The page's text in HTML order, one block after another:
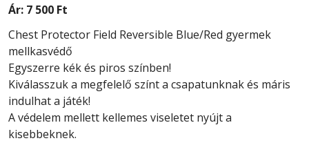
Ár: 7 500 Ft
Chest Protector Field Reversible Blue/Red gyermek
mellkasvédő
Egyszerre kék és piros színben!
Kiválasszuk a megfelelő színt a csapatunknak és máris
indulhat a játék!
A védelem mellett kellemes viseletet nyújt a
kisebbeknek.